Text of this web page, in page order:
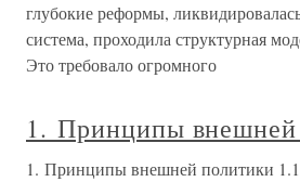
глубокие реформы,
система, проходила структурная
Это требовало огромного
1. Принципы внешней
1. Принципы внешней политики